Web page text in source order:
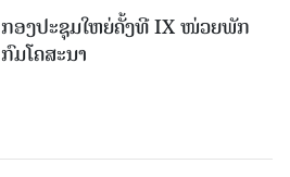
ກອງປະຊຸມໃຫຍ່ຄັ້ງທີ IX ໜ່ວຍພັກ
ກົມໂຄສະນາ